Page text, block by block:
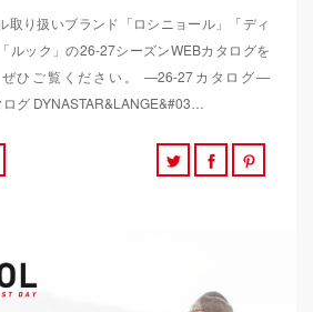
取り扱いブランド「ロシニョール」「ディ
ルック」の26-27シーズンWEBカタログを
ひご覧ください。 —26-27カタログ—
グ DYNASTAR&LANGE&#03…